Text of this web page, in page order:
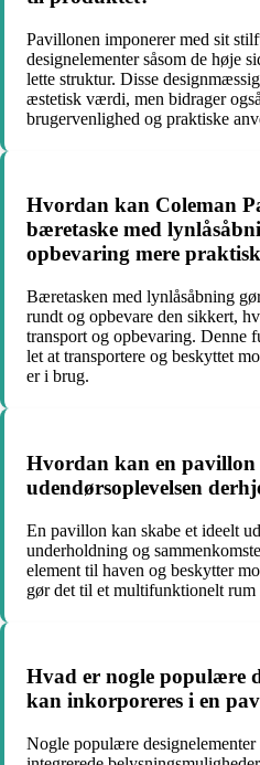
Pavillonen imponerer med sit
designelementer såsom de høje
lette struktur. Disse
æstetisk værdi, men bidrager
brugervenlighed og praktiske
Hvordan kan Coleman
bæretaske med
opbevaring mere
Bæretasken med lynlåsåbning
rundt og opbevare den sikkert,
transport og opbevaring. Denne
let at transportere og beskyttet
er i brug.
Hvordan kan en pavillon
udendørsoplevelsen
En pavillon kan skabe et ideelt
underholdning og
element til haven og beskytter
gør det til et multifunktionelt rum
Hvad er nogle populære
kan inkorporeres i en
Nogle populære